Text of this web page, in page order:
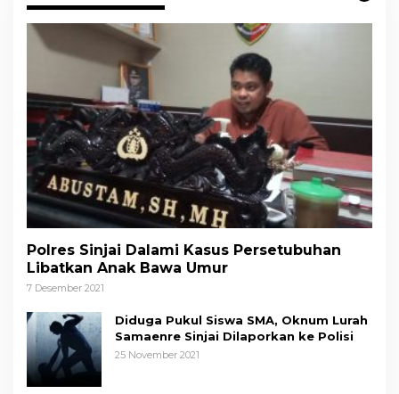
Polres Sinjai Dalami Kasus Persetubuhan
Libatkan Anak Bawa Umur
7 Desember 2021
Diduga Pukul Siswa SMA, Oknum Lurah
Samaenre Sinjai Dilaporkan ke Polisi
25 November 2021